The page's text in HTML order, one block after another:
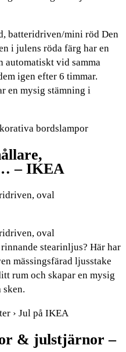
batteridriven/mini röd Den
i julens röda färg har en
automatiskt vid samma
igen efter 6 timmar.
en mysig stämning i
bordslampor
– IKEA
oval
oval
stearinljus? Här har
mässingsfärad ljusstake
rum och skapar en mysig
sken.
› Jul på IKEA
& julstjärnor –